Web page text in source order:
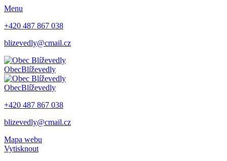
Menu
+420 487 867 038
blizevedly@cmail.cz
ObecBlíževedly
ObecBlíževedly
+420 487 867 038
blizevedly@cmail.cz
Mapa webu
Vytisknout